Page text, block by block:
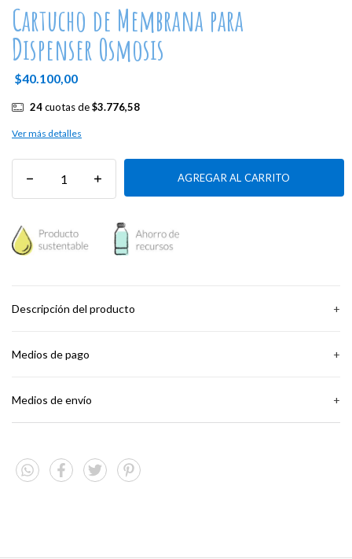
Cartucho de Membrana para
Dispenser Osmosis
$40.100,00
24cuotas de$3.776,58
Ver más detalles
Descripción del producto
Repuesto de Membrana para Dispenser Humma Evolution RO con
Medios de pago
Medios de envío
Medios de envío